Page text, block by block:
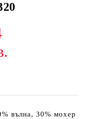
вълна, 30% мохер